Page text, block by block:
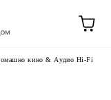
кино & Аудио Hi-Fi